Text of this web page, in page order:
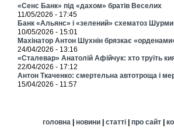
«Сенс Банк» під «дахом» братів Веселих
11/05/2026 - 17:45
Банк «Альянс» і «зелений» схематоз Шурми
10/05/2026 - 15:01
Махінатор Антон Шухнін брязкає
24/04/2026 - 13:16
«Сталевар» Анатолій Афійчук: хто труїть
22/04/2026 - 17:12
Антон Ткаченко: смертельна автотроща і
15/04/2026 - 11:57
головна | новини| статті| про сайт|